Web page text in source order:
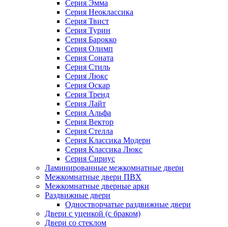
Серия Эмма
Серия Неоклассика
Серия Твист
Серия Турин
Серия Барокко
Серия Олимп
Серия Соната
Серия Стиль
Серия Люкс
Серия Оскар
Серия Тренд
Серия Лайт
Серия Альфа
Серия Вектор
Серия Стелла
Серия Классика Модерн
Серия Классика Люкс
Серия Сириус
Ламинированные межкомнатные двери
Межкомнатные двери ПВХ
Межкомнатные дверные арки
Раздвижные двери
Одностворчатые раздвижные двери
Двери с уценкой (с браком)
Двери со стеклом